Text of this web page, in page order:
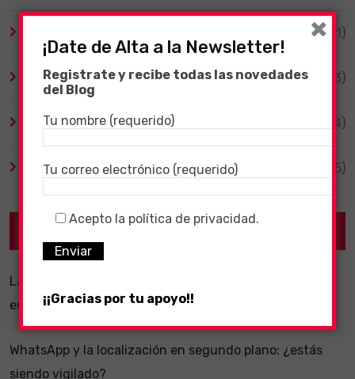
(1)
TV y Series (3)
Videojuegos (204)
Virales (55)
Recent Posts
La importancia de un software ERP dentro de una
empresa
WhatsApp y la localización en segundo plano: ¿estás
siendo vigilado?
¡Date de Alta a la Newsletter!
Registrate y recibe todas las novedades
del Blog
Tu nombre (requerido)
Tu correo electrónico (requerido)
Acepto la política de privacidad.
¡¡Gracias por tu apoyo!!
×